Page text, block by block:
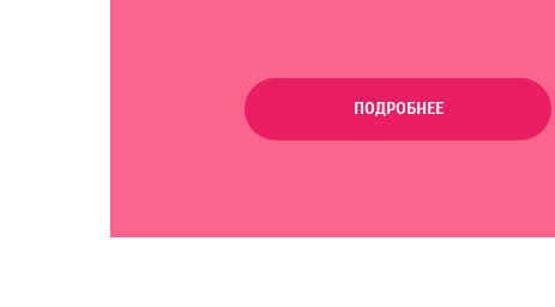
ПОДРОБНЕЕ